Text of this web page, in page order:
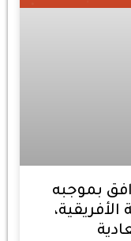
رقم 77.21 يوافق بموجبه